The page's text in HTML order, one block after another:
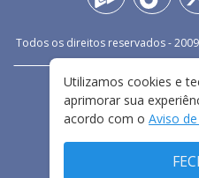
Todos os direitos reservados -
FALE
TERMOS E
Utilizamos cookies e
aprimorar sua
acordo com o Aviso